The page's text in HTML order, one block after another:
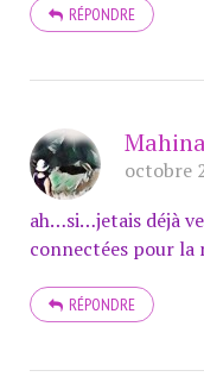
RÉPONDRE
octobre
ah…si…jetais déjà
connectées pour la
RÉPONDRE